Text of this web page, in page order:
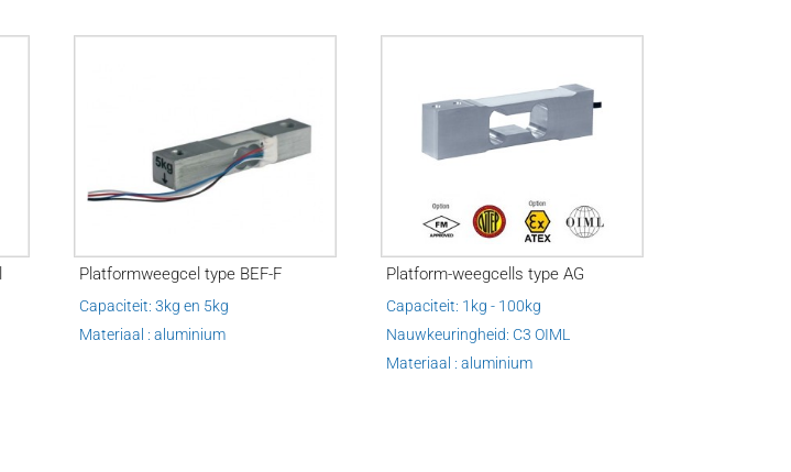
Platformweegcel type BEF-F
Capaciteit: 3kg en 5kg
Materiaal : aluminium
Platform-weegcells type AG
Capaciteit: 1kg - 100kg
Nauwkeuringheid: C3 OIML
Materiaal : aluminium